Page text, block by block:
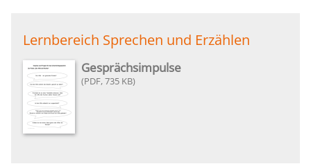
Lernbereich Sprechen und Erzählen
Gesprächsimpulse
735 KB